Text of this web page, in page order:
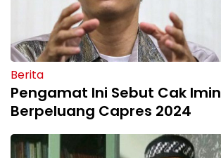
Berita
Pengamat Ini Sebut Cak Imin
Berpeluang Capres 2024